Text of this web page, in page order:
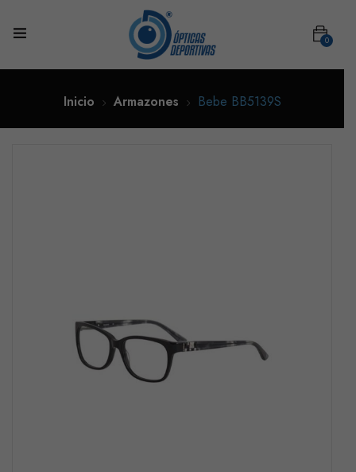
0
Inicio Armazones Bebe BB5139S